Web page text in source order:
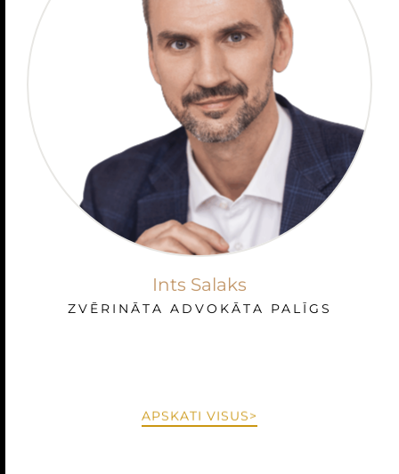
Ints Salaks
ZVĒRINĀTA ADVOKĀTA PALĪGS
APSKATI VISUS>